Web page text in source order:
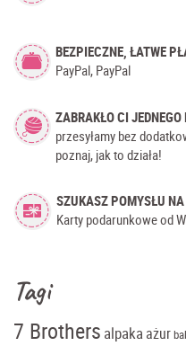
BEZPIECZNE, ŁATWE
PayPal, PayPal
ZABRAKŁO CI JEDNEGO
przesyłamy bez
poznaj, jak to działa!
SZUKASZ POMYSŁU
Karty podarunkowe od
Tagi
7 Brothers alpakaażur